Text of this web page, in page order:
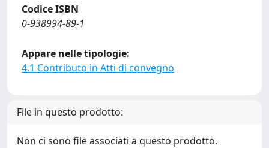
Codice ISBN
0-938994-89-1
Appare nelle tipologie:
4.1 Contributo in Atti di convegno
File in questo prodotto:
Non ci sono file associati a questo prodotto.